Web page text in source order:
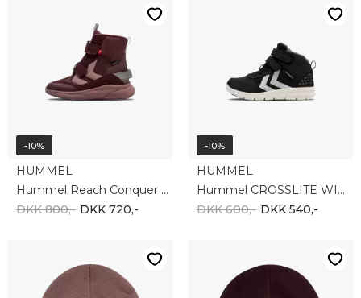
-10%
HUMMEL
Hummel Reach Conquer Super High TexJR 220950-8016
DKK 800,- DKK 720,-
-10%
HUMMEL
Hummel CROSSLITE WINTER MID TEX JR 215429-2352
DKK 600,- DKK 540,-